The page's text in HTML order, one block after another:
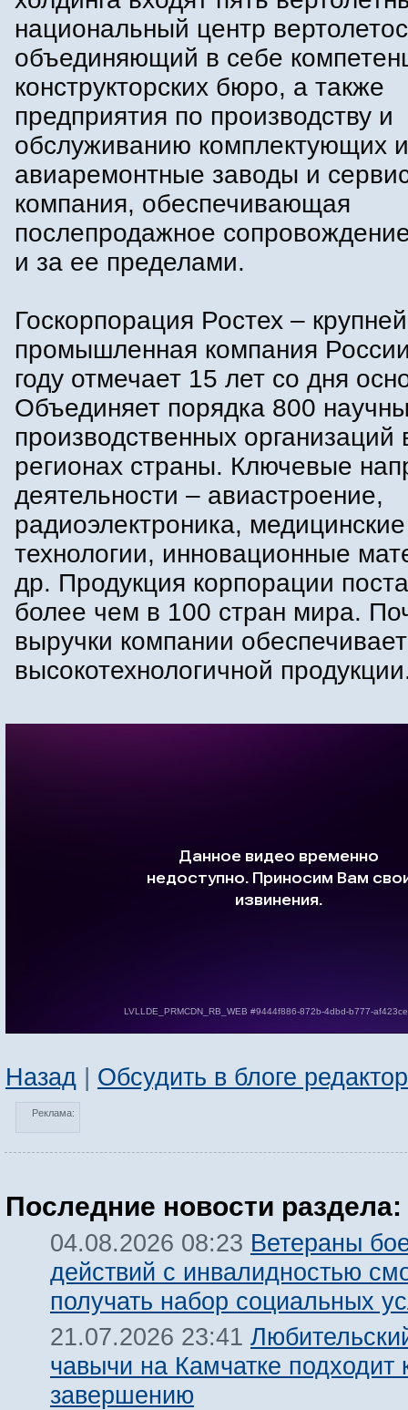
национальный центр
объединяющий в себе
конструкторских бюро, а также
предприятия по производству и
обслуживанию комплектующих
авиаремонтные заводы и
компания, обеспечивающая
послепродажное
и за ее пределами.
Госкорпорация Ростех –
промышленная компания
году отмечает 15 лет со дня
Объединяет порядка 800
производственных организаций
регионах страны. Ключевые
деятельности – авиастроение,
радиоэлектроника, медицинские
технологии, инновационные
др. Продукция корпорации
более чем в 100 стран мира.
выручки компании
высокотехнологичной
Назад | Обсудить в блоге
Реклама:
Последние новости раздела:
04.08.2026 08:23 Ветераны
действий с инвалидностью
получать набор социальных
21.07.2026 23:41
чавычи на Камчатке подходит
завершению